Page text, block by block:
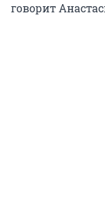
говорит